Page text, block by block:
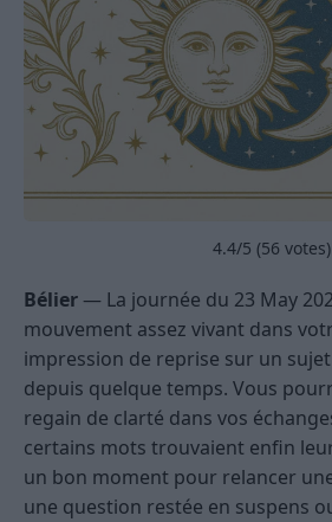
4.4/5 (56 votes)
Bélier — La journée du 23 May
mouvement assez vivant dans
impression de reprise sur un
depuis quelque temps. Vous
regain de clarté dans vos
certains mots trouvaient enfin leur
un bon moment pour relancer
une question restée en suspens